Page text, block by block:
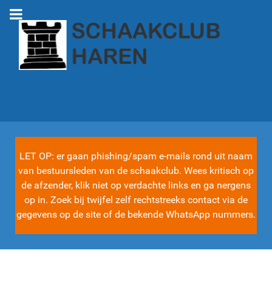
LET OP: er gaan phishing/spam e-mails rond uit naam
van bestuursleden van de schaakclub. Wees kritisch op
de afzender, klik niet op verdachte links en ga nergens
op in. Zoek bij twijfel zelf rechtstreeks contact via de
gegevens op de site of de bekende WhatsApp nummers.